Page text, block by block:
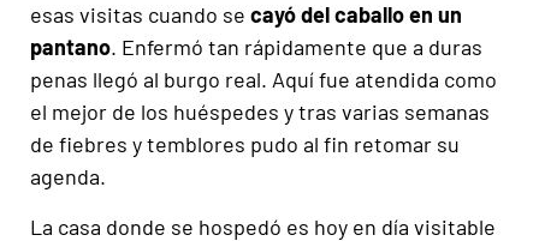
esas visitas cuando se cayó del caballo en un
pantano. Enfermó tan rápidamente que a duras
penas llegó al burgo real. Aquí fue atendida como
el mejor de los huéspedes y tras varias semanas
de fiebres y temblores pudo al fin retomar su
agenda.
La casa donde se hospedó es hoy en día visitable